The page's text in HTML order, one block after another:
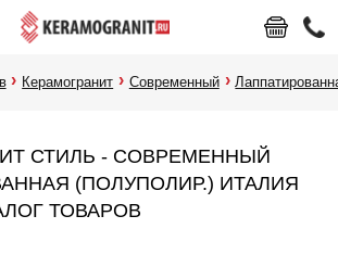
Керамогранит Современный
СТИЛЬ - СОВРЕМЕННЫЙ
(ПОЛУПОЛИР.) ИТАЛИЯ
ТОВАРОВ